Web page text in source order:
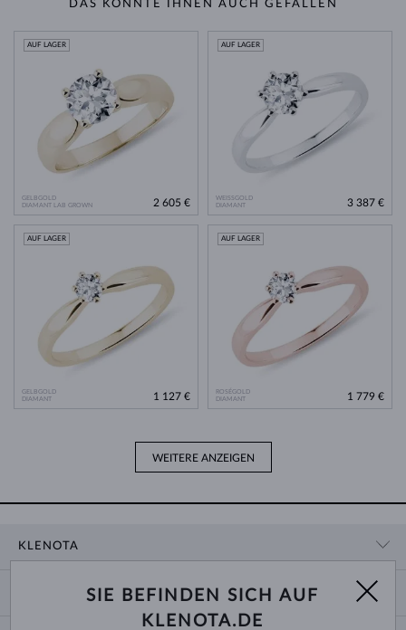
DAS KÖNNTE IHNEN AUCH GEFALLEN
GELBGOLD
DIAMANT LAB GROWN
AUF LAGER
2 605 €
WEISSGOLD
DIAMANT
AUF LAGER
3 387 €
GELBGOLD
DIAMANT
AUF LAGER
1 127 €
ROSÉGOLD
DIAMANT
AUF LAGER
1 779 €
WEITERE ANZEIGEN
KLENOTA
ZAHLUNG UND VERSAND
SIE BEFINDEN SICH AUF
KLENOTA.DE